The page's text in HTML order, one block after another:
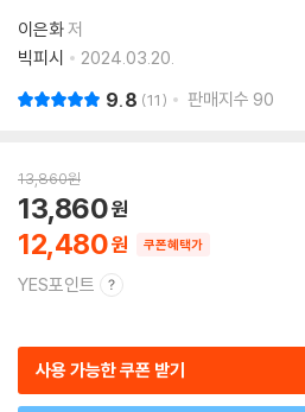
이은화저
빅피시
2024.03.20.
9.8 11 판매지수 90
13,860원
12,480
13,860
쿠폰혜택가
YES포인트
사용 가능한 쿠폰 받기